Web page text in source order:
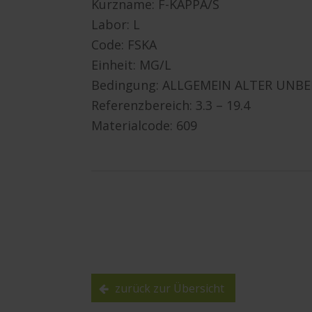
Kurzname: F-KAPPA/S
Labor: L
Code: FSKA
Einheit: MG/L
Bedingung: ALLGEMEIN ALTER
Referenzbereich: 3.3 – 19.4
Materialcode: 609
zurück zur Übersicht